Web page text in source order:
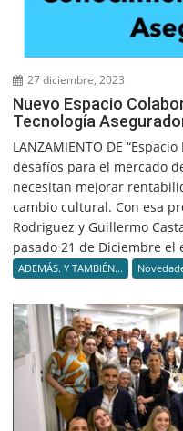
27 diciembre, 2023
Nuevo Espacio
Tecnología
LANZAMIENTO DE
desafíos para el mercado
necesitan mejorar
cambio cultural. Con esa
Rodriguez y Guillermo
pasado 21 de Diciembre el
ADEMÁS. Y TAMBIÉN...